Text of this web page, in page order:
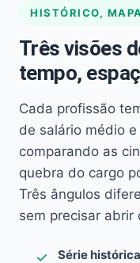
HISTÓRICO,
Três visões
tempo,
Cada profissão
de salário médio
comparando as
quebra do cargo
Três ângulos
sem precisar abrir
Série histórica